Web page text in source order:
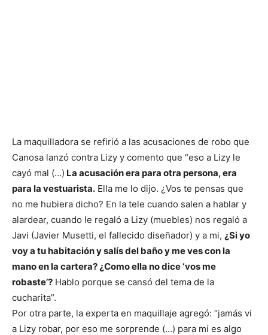
La maquilladora se refirió a las acusaciones de robo que
Canosa lanzó contra Lizy y comento que “eso a Lizy le
cayó mal (…) La acusación era para otra persona, era
para la vestuarista. Ella me lo dijo. ¿Vos te pensas que
no me hubiera dicho? En la tele cuando salen a hablar y
alardear, cuando le regaló a Lizy (muebles) nos regaló a
Javi (Javier Musetti, el fallecido diseñador) y a mi, ¿Si yo
voy a tu habitación y salís del baño y me ves con la
mano en la cartera? ¿Como ella no dice ‘vos me
robaste’? Hablo porque se cansó del tema de la
cucharita”.
Por otra parte, la experta en maquillaje agregó: “jamás vi
a Lizy robar, por eso me sorprende (…) para mi es algo